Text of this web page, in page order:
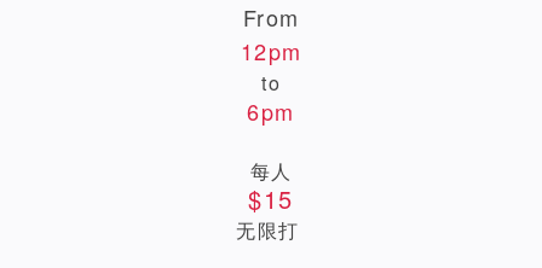
From
12pm
to
6pm
每人
$15
无限打